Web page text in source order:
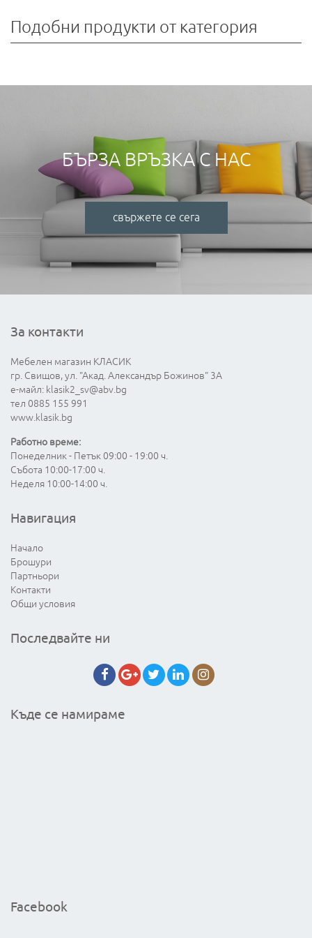
Подобни продукти от категория
БЪРЗА ВРЪЗКА С НАС
свържете се сега
За контакти
Мебелен магазин КЛАСИК
гр. Свищов, ул. "Акад. Александър Божинов" 3А
е-майл: klasik2_sv@abv.bg
тел 0885 155 991
www.klasik.bg
Работно време:
Понеделник - Петък 09:00 - 19:00 ч.
Събота 10:00-17:00 ч.
Неделя 10:00-14:00 ч.
Навигация
Начало
Брошури
Партньори
Контакти
Общи условия
Последвайте ни
Къде се намираме
Facebook